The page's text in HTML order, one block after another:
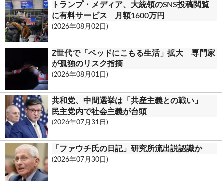
トランプ・メディア、大統領のSNS投稿閲覧
に有料サービス 月額1600万円
(2026年08月02日)
Z世代で「ベッドにこもる生活」拡大 専門家
が孤独のリスク指摘
(2026年08月01日)
共和党、中間選挙は「共産主義との戦い」
民主党内で社会主義が台頭
(2026年07月31日)
「ファウチ氏の日記」研究所流出説認識か
(2026年07月30日)